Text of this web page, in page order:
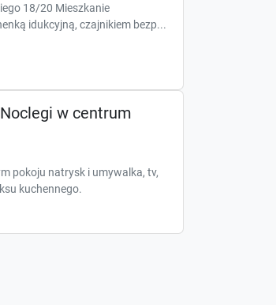
18/20 Mieszkanie
idukcyjną, czajnikiem bezp...
w centrum
pokoju natrysk i umywalka, tv,
kuchennego.